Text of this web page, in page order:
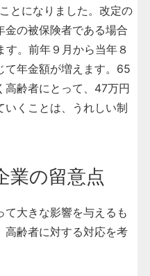
とになりました 。改定の
金の被保険者である場合
す。前年９月から当年８
て年金額が増えます。65
高齢者にとって、47万円
いくことは、うれしい制
業の留意点
大きな影響を与えるも
高齢者に対する対応を考